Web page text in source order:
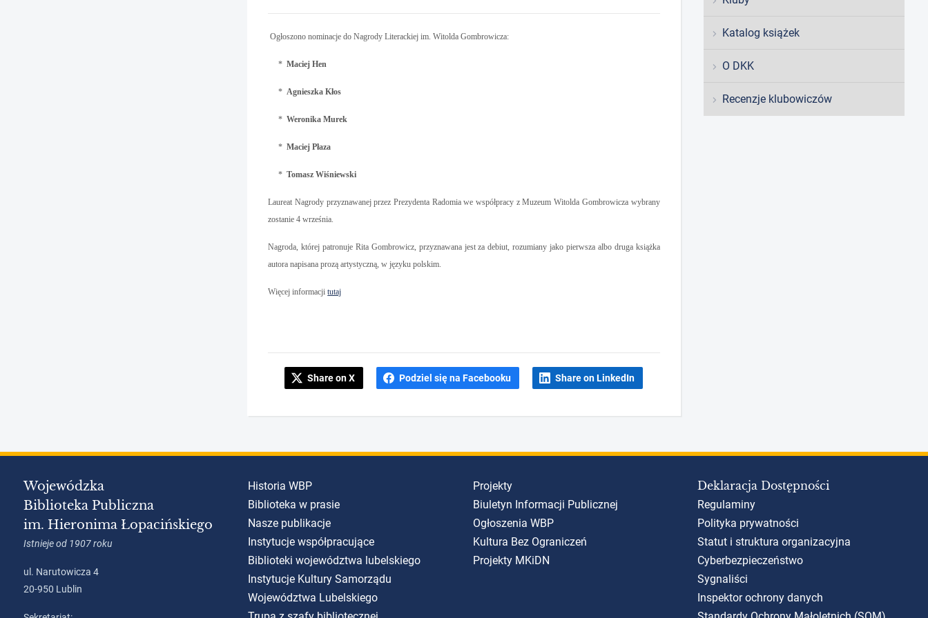
Ogłoszono nominacje do Nagrody Literackiej im. Witolda Gombrowicza:
*Maciej Hen
*Agnieszka Kłos
*Weronika Murek
*Maciej Płaza
*Tomasz Wiśniewski
Laureat Nagrody przyznawanej przez Prezydenta Radomia we współpracy z Muzeum Witolda Gombrowicza wybrany
zostanie 4 września.
Nagroda, której patronuje Rita Gombrowicz, przyznawana jest za debiut, rozumiany jako pierwsza albo druga książka
autora napisana prozą artystyczną, w języku polskim.
Więcej informacjitutaj
Share on X Podziel się na Facebooku Share on LinkedIn
Katalog książek
O DKK
Recenzje klubowiczów
Wojewódzka
Biblioteka Publiczna
im. Hieronima Łopacińskiego
Istnieje od 1907 roku
ul. Narutowicza 4
20-950 Lublin
Historia WBP
Biblioteka w prasie
Nasze publikacje
Instytucje współpracujące
Biblioteki województwa lubelskiego
Instytucje Kultury Samorządu
Województwa Lubelskiego
Projekty
Biuletyn Informacji Publicznej
Ogłoszenia WBP
Kultura Bez Ograniczeń
Projekty MKiDN
Deklaracja Dostępności
Regulaminy
Polityka prywatności
Statut i struktura organizacyjna
Cyberbezpieczeństwo
Sygnaliści
Inspektor ochrony danych